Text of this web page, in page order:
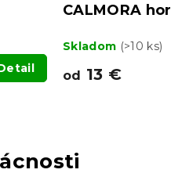
CALMORA
Skladom (>10 ks)
od 13 €